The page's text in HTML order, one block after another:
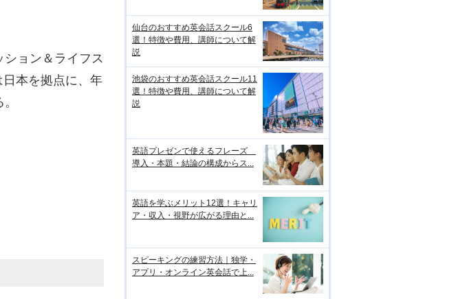
ョン＆ライフス
本を拠点に、年
仙台のおすすめ英会話スクール6
選！特徴や費用、講師について解
説
池袋のおすすめ英会話スクール11
選！特徴や費用、講師について解
説
英語プレゼンで使えるフレーズ
導入・本題・結論の構成からス...
英語を学ぶメリット12選！キャリ
ア・収入・視野が広がる理由と...
スピーキングの練習方法｜独学・
アプリ・オンライン英会話で上...